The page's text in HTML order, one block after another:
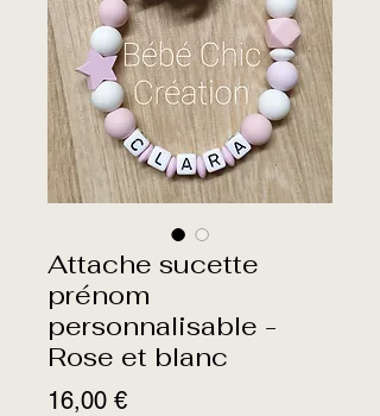
Attache sucette
prénom
personnalisable -
Rose et blanc
16,00 €Prix